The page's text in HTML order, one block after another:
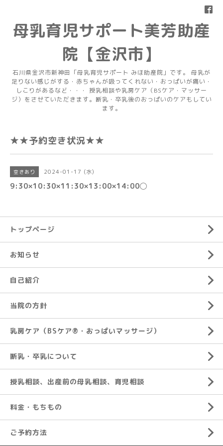
母乳育児サポート美芳助産
院【金沢市】
石川県金沢市新神田「母乳育児サポート みほ助産院」です。 母乳が
足りない感じがする・赤ちゃんが吸ってくれない・おっぱいが痛い・
しこりがあるなど・・・ 授乳相談や乳房ケア（BSケア・マッサー
ジ）をさせていただきます。断乳・卒乳後のおっぱいのケアもしてい
ます。
★★予約空き状況★★
空きあり 2024-01-17 (水)
9:30×10:30×11:30×13:00×14:00◯
トップページ
お知らせ
自己紹介
当院の方針
乳房ケア（BSケア®︎・おっぱいマッサージ）
断乳・卒乳について
授乳相談、出産前の母乳相談、育児相談
料金・もちもの
ご予約方法